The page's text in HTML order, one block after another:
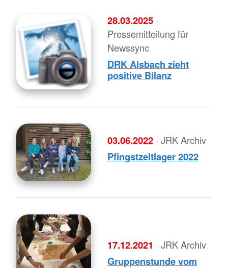
28.03.2025 ·
Pressemitteilung für
Newssync
DRK Alsbach zieht
positive Bilanz
03.06.2022 · JRK Archiv
Pfingstzeltlager 2022
17.12.2021 · JRK Archiv
Gruppenstunde vom